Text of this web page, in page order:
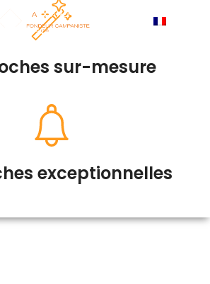
sur-mesure
exceptionnelles